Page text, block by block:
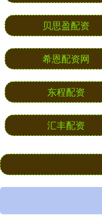
贝思盈配资
希恩配资网
东程配资
汇丰配资